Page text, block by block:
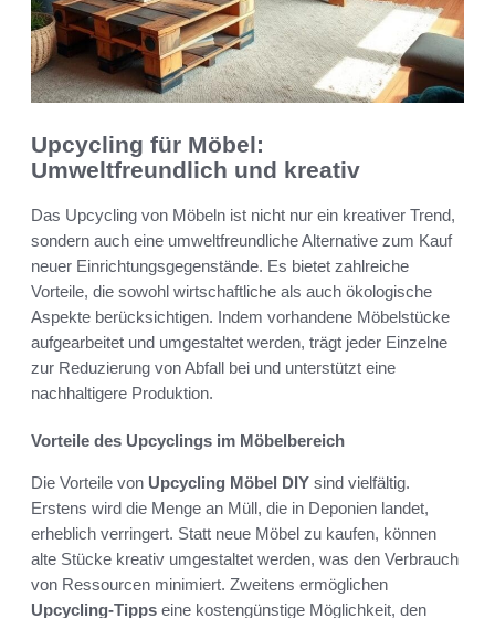
Upcycling für Möbel:
Umweltfreundlich und kreativ
Das Upcycling von Möbeln ist nicht nur ein kreativer Trend,
sondern auch eine umweltfreundliche Alternative zum Kauf
neuer Einrichtungsgegenstände. Es bietet zahlreiche
Vorteile, die sowohl wirtschaftliche als auch ökologische
Aspekte berücksichtigen. Indem vorhandene Möbelstücke
aufgearbeitet und umgestaltet werden, trägt jeder Einzelne
zur Reduzierung von Abfall bei und unterstützt eine
nachhaltigere Produktion.
Vorteile des Upcyclings im Möbelbereich
Die Vorteile von Upcycling Möbel DIY sind vielfältig.
Erstens wird die Menge an Müll, die in Deponien landet,
erheblich verringert. Statt neue Möbel zu kaufen, können
alte Stücke kreativ umgestaltet werden, was den Verbrauch
von Ressourcen minimiert. Zweitens ermöglichen
Upcycling-Tipps eine kostengünstige Möglichkeit, den